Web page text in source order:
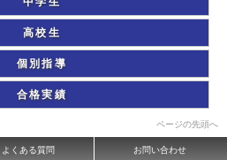
高校生
個別指導
合格実績
ページの先頭へ
よくある質問 お問い合わせ